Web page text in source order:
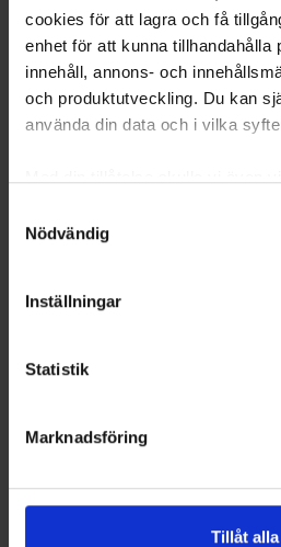
cookies för att lagra och få
enhet för att kunna tillhandahålla
innehåll, annons- och
och produktutveckling. Du kan
använda din data och i vilka
som kan ha en noggrannhet
Ta reda på mer om hur dina
Du kan ändra eller dra tillbaka
Vi använder enhetsidentifierare
för sociala medier och analysera
vidarebefordrar även sådana
Nödvändig
Inställningar
Statistik
Marknadsföring
Tillåt alla